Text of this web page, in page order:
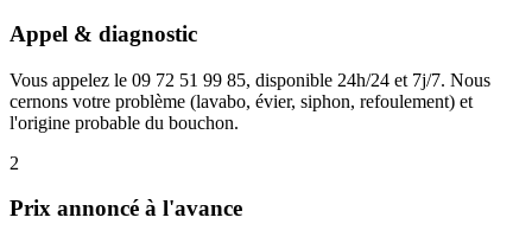
Appel & diagnostic
Vous appelez le 09 72 51 99 85, disponible 24h/24 et 7j/7. Nous
cernons votre problème (lavabo, évier, siphon, refoulement) et
l'origine probable du bouchon.
2
Prix annoncé à l'avance